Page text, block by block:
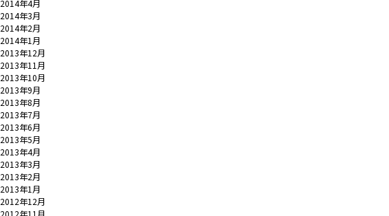
2014年4月
2014年3月
2014年2月
2014年1月
2013年12月
2013年11月
2013年10月
2013年9月
2013年8月
2013年7月
2013年6月
2013年5月
2013年4月
2013年3月
2013年2月
2013年1月
2012年12月
2012年11月